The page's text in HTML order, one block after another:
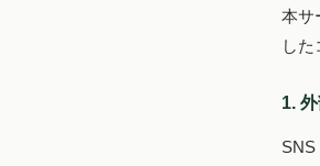
本サ
し
1.
SNS